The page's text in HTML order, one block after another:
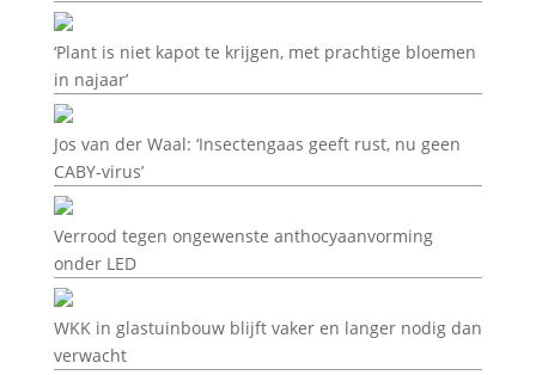
‘Plant is niet kapot te krijgen, met prachtige bloemen
in najaar’
Jos van der Waal: ‘Insectengaas geeft rust, nu geen
CABY-virus’
Verrood tegen ongewenste anthocyaanvorming
onder LED
WKK in glastuinbouw blijft vaker en langer nodig dan
verwacht